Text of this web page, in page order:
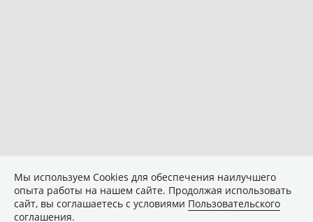
Мы используем Сookies для обеспечения наилучшего
опыта работы на нашем сайте. Продолжая использовать
сайт, вы соглашаетесь с условиями Пользовательского
соглашения.